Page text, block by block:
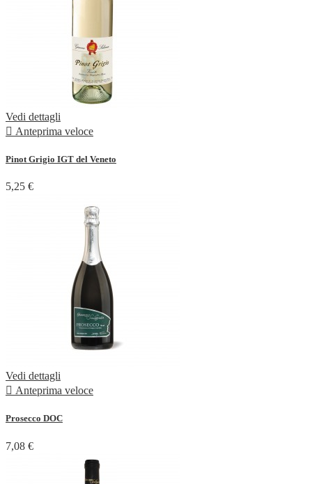
Vedi dettagli
 Anteprima veloce
Pinot Grigio IGT del Veneto
5,25 €
Vedi dettagli
 Anteprima veloce
Prosecco DOC
7,08 €